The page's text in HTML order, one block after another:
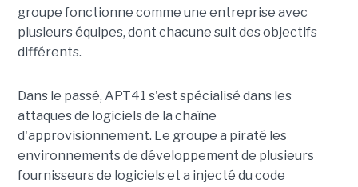
groupe fonctionne comme une entreprise avec
plusieurs équipes, dont chacune suit des objectifs
différents.
Dans le passé, APT41 s'est spécialisé dans les
attaques de logiciels de la chaîne
d'approvisionnement. Le groupe a piraté les
environnements de développement de plusieurs
fournisseurs de logiciels et a injecté du code